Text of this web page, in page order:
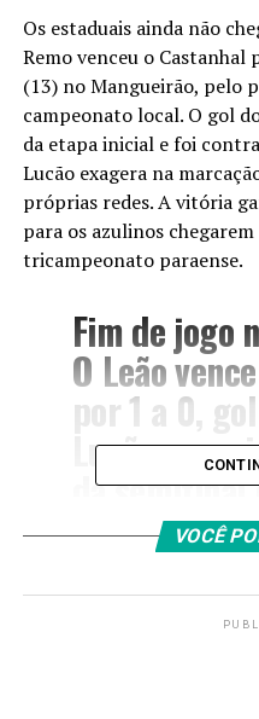
Os estaduais ainda não
Remo venceu o
(13) no Mangueirão, pelo
campeonato local. O gol
da etapa inicial e foi
Lucão exagera na
próprias redes. A vitória
para os azulinos
tricampeonato paraense.
Fim de jogo
O Leão
por 1 a 0,
Lucão, na
da
VOCÊ